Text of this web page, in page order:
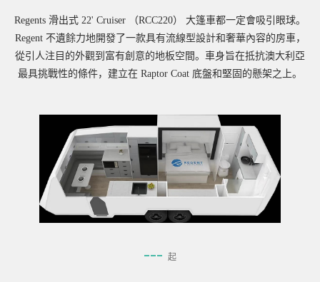
Regents 滑出式 22' Cruiser （RCC220） 大篷車都一定會吸引眼球。
Regent 不遺餘力地開發了一款具有流線型設計和奢華內容的房車，
從引人注目的外觀到富有創意的地板空間。車身旨在抵抗澳大利亞
最具挑戰性的條件，建立在 Raptor Coat 底盤和堅固的懸架之上。
--- 起